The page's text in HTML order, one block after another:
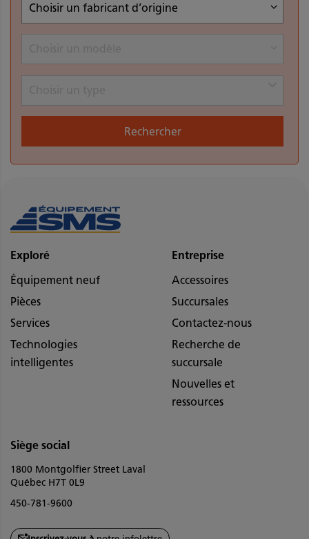
Choisir un fabricant d’origine
Rechercher
Exploré
Équipement neuf
Pièces
Services
Technologies
intelligentes
Entreprise
Accessoires
Succursales
Contactez-nous
Recherche de
succursale
Nouvelles et
ressources
Siège social
1800 Montgolfier Street Laval
Québec H7T 0L9
450-781-9600